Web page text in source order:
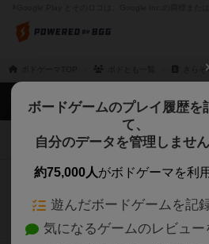
きらそ
ボードゲームのプレイ履歴を
て、
自分のデータを管理しませ
約75,000人がボドゲーマを利
遊んだボードゲームを記
気になるゲームのレビュー
ボドゲーマTOP
ボードゲームを検索する
ボードゲームの新着レビュー
ボードゲーム会情報